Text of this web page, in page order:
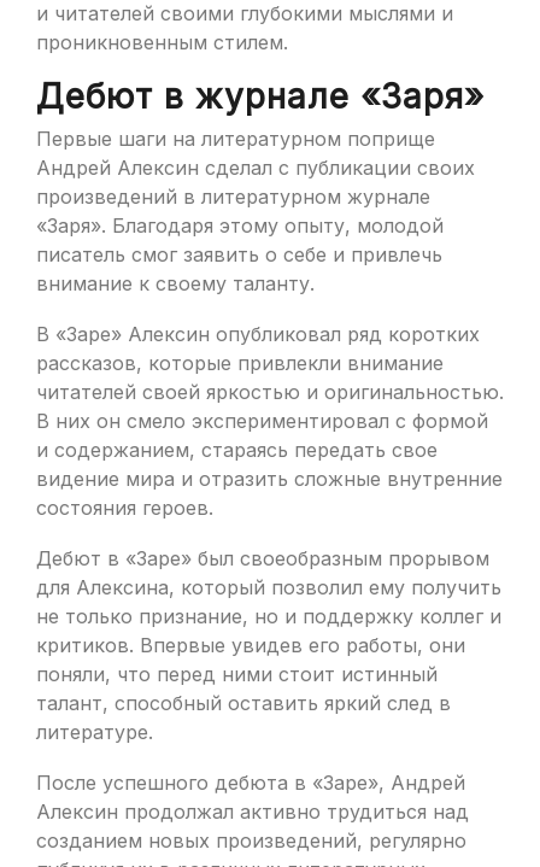
и читателей своими глубокими мыслями и
проникновенным стилем.
Дебют в журнале «Заря»
Первые шаги на литературном поприще
Андрей Алексин сделал с публикации своих
произведений в литературном журнале
«Заря». Благодаря этому опыту, молодой
писатель смог заявить о себе и привлечь
внимание к своему таланту.
В «Заре» Алексин опубликовал ряд коротких
рассказов, которые привлекли внимание
читателей своей яркостью и оригинальностью.
В них он смело экспериментировал с формой
и содержанием, стараясь передать свое
видение мира и отразить сложные внутренние
состояния героев.
Дебют в «Заре» был своеобразным прорывом
для Алексина, который позволил ему получить
не только признание, но и поддержку коллег и
критиков. Впервые увидев его работы, они
поняли, что перед ними стоит истинный
талант, способный оставить яркий след в
литературе.
После успешного дебюта в «Заре», Андрей
Алексин продолжал активно трудиться над
созданием новых произведений, регулярно